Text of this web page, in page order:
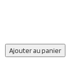
Ajouter au panier